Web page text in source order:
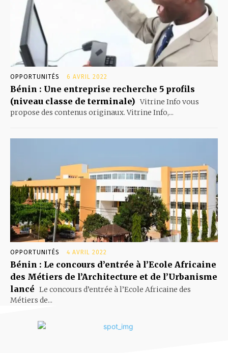
OPPORTUNITÉS 6 AVRIL 2022
Bénin : Une entreprise recherche 5 profils
(niveau classe de terminale) Vitrine Info vous
propose des contenus originaux. Vitrine Info,...
OPPORTUNITÉS 4 AVRIL 2022
Bénin : Le concours d’entrée à l’Ecole Africaine
des Métiers de l’Architecture et de l’Urbanisme
lancé Le concours d’entrée à l’Ecole Africaine des
Métiers de...